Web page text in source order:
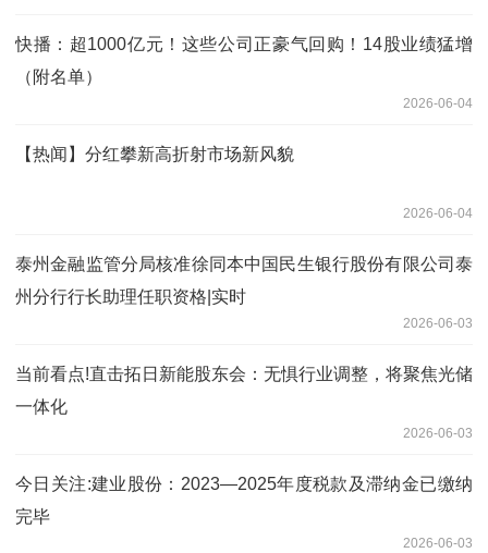
快播：超1000亿元！这些公司正豪气回购！14股业绩猛增
（附名单）
2026-06-04
【热闻】分红攀新高折射市场新风貌
2026-06-04
泰州金融监管分局核准徐同本中国民生银行股份有限公司泰
州分行行长助理任职资格|实时
2026-06-03
当前看点!直击拓日新能股东会：无惧行业调整，将聚焦光储
一体化
2026-06-03
今日关注:建业股份：2023—2025年度税款及滞纳金已缴纳
完毕
2026-06-03